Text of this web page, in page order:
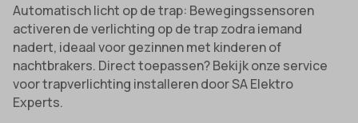
Automatisch licht op de trap: Bewegingssensoren
activeren de verlichting op de trap zodra iemand
nadert, ideaal voor gezinnen met kinderen of
nachtbrakers. Direct toepassen? Bekijk onze service
voor trapverlichting installeren door SA Elektro
Experts.